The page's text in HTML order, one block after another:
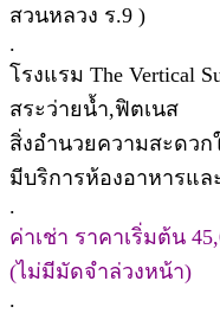
สวนหลวง ร.9 )
.
โรงแรม The Vertical
สระว่ายน้ำ,ฟิตเนส
สิ่งอำนวยความสะดว
มีบริการห้องอาหารแล
.
ค่าเช่า ราคาเริ่มต้น
(ไม่มีมัดจำล่วงหน้า)
.